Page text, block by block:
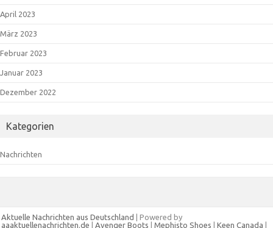
April 2023
März 2023
Februar 2023
Januar 2023
Dezember 2022
Kategorien
Nachrichten
Aktuelle Nachrichten aus Deutschland | Powered by
aaaktuellenachrichten.de | Avenger Boots | Mephisto Shoes | Keen Canada |